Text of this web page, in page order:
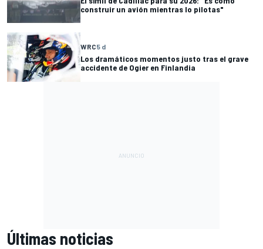
construir un avión mientras lo pilotas"
WRC5 d
Los dramáticos momentos justo tras el grave
accidente de Ogier en Finlandia
Últimas noticias